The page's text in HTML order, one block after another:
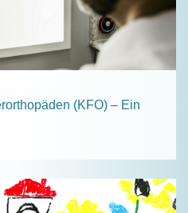
(KFO) – Ein